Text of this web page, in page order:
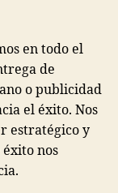
en todo el
de
o publicidad
el éxito. Nos
estratégico y
éxito nos